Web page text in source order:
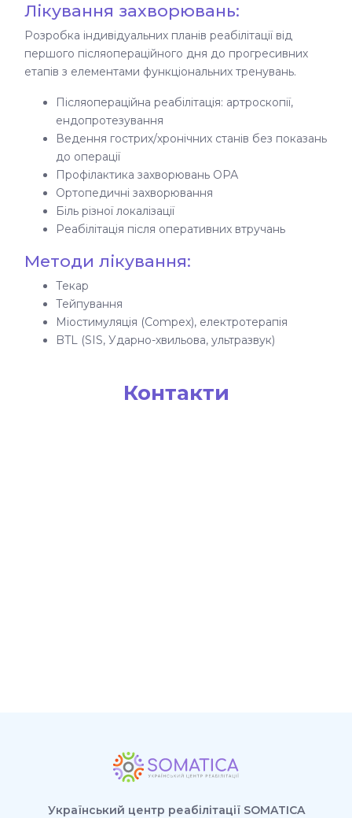
Лікування захворювань:
Розробка індивідуальних планів реабілітації від
першого післяопераційного дня до прогресивних
етапів з елементами функціональних тренувань.
Післяопераційна реабілітація: артроскопії,
ендопротезування
Ведення гострих/хронічних станів без показань
до операції
Профілактика захворювань ОРА
Ортопедичні захворювання
Біль різної локалізації
Реабілітація після оперативних втручань
Методи лікування:
Текар
Тейпування
Міостимуляція (Compex), електротерапія
BTL (SIS, Ударно-хвильова, ультразвук)
Контакти
Український центр реабілітації SOMATICA